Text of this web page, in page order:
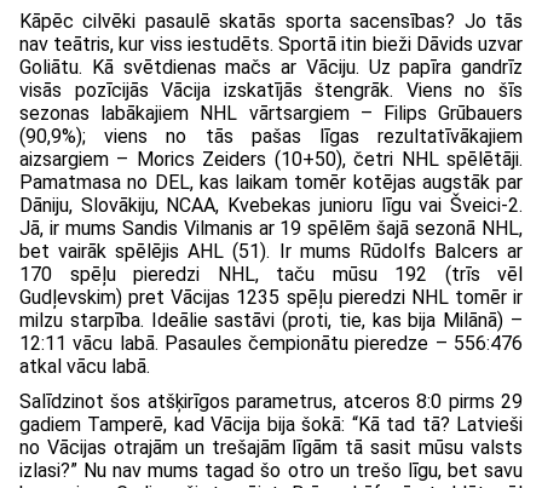
Kāpēc cilvēki pasaulē skatās sporta sacensības? Jo tās
nav teātris, kur viss iestudēts. Sportā itin bieži Dāvids uzvar
Goliātu. Kā svētdienas mačs ar Vāciju. Uz papīra gandrīz
visās pozīcijās Vācija izskatījās štengrāk. Viens no šīs
sezonas labākajiem NHL vārtsargiem – Filips Grūbauers
(90,9%); viens no tās pašas līgas rezultatīvākajiem
aizsargiem – Morics Zeiders (10+50), četri NHL spēlētāji.
Pamatmasa no DEL, kas laikam tomēr kotējas augstāk par
Dāniju, Slovākiju, NCAA, Kvebekas junioru līgu vai Šveici-2.
Jā, ir mums Sandis Vilmanis ar 19 spēlēm šajā sezonā NHL,
bet vairāk spēlējis AHL (51). Ir mums Rūdolfs Balcers ar
170 spēļu pieredzi NHL, taču mūsu 192 (trīs vēl
Gudļevskim) pret Vācijas 1235 spēļu pieredzi NHL tomēr ir
milzu starpība. Ideālie sastāvi (proti, tie, kas bija Milānā) –
12:11 vācu labā. Pasaules čempionātu pieredze – 556:476
atkal vācu labā.
Salīdzinot šos atšķirīgos parametrus, atceros 8:0 pirms 29
gadiem Tamperē, kad Vācija bija šokā: “Kā tad tā? Latvieši
no Vācijas otrajām un trešajām līgām tā sasit mūsu valsts
izlasi?” Nu nav mums tagad šo otro un trešo līgu, bet savu